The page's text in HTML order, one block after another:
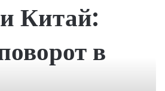
Китай:
в